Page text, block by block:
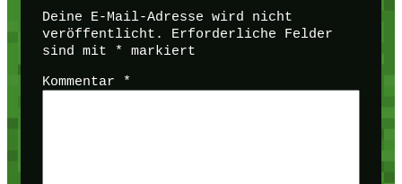
Deine E-Mail-Adresse wird nicht
veröffentlicht.
Erforderliche Felder
sind mit
*
markiert
Kommentar
*